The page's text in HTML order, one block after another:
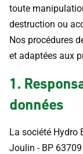
toute
destruction ou
Nos procédures
et adaptées aux
1.
données
La société Hydro
Joulin - BP